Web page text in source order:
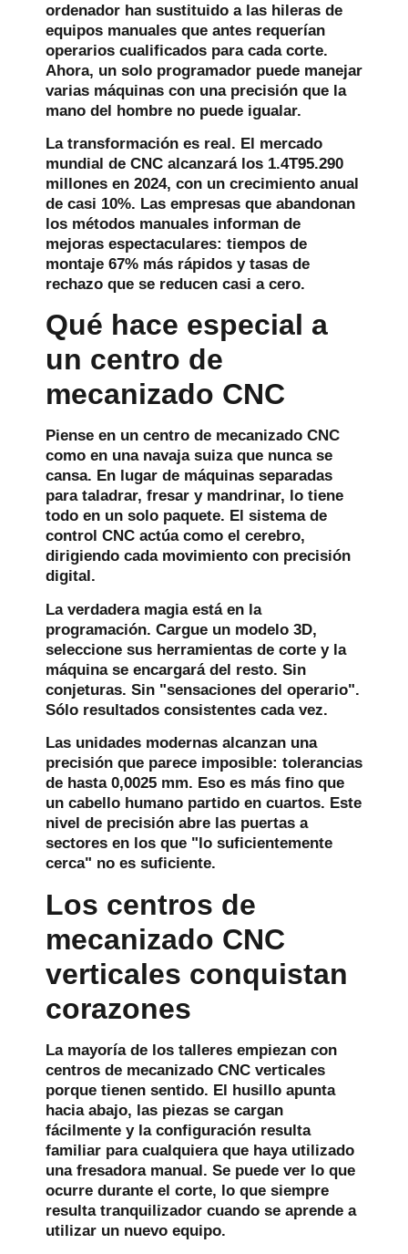
ordenador han sustituido a las hileras de
equipos manuales que antes requerían
operarios cualificados para cada corte.
Ahora, un solo programador puede manejar
varias máquinas con una precisión que la
mano del hombre no puede igualar.
La transformación es real. El mercado
mundial de CNC alcanzará los 1.4T95.290
millones en 2024, con un crecimiento anual
de casi 10%. Las empresas que abandonan
los métodos manuales informan de
mejoras espectaculares: tiempos de
montaje 67% más rápidos y tasas de
rechazo que se reducen casi a cero.
Qué hace especial a
un centro de
mecanizado CNC
Piense en un centro de mecanizado CNC
como en una navaja suiza que nunca se
cansa. En lugar de máquinas separadas
para taladrar, fresar y mandrinar, lo tiene
todo en un solo paquete. El sistema de
control CNC actúa como el cerebro,
dirigiendo cada movimiento con precisión
digital.
La verdadera magia está en la
programación. Cargue un modelo 3D,
seleccione sus herramientas de corte y la
máquina se encargará del resto. Sin
conjeturas. Sin "sensaciones del operario".
Sólo resultados consistentes cada vez.
Las unidades modernas alcanzan una
precisión que parece imposible: tolerancias
de hasta 0,0025 mm. Eso es más fino que
un cabello humano partido en cuartos. Este
nivel de precisión abre las puertas a
sectores en los que "lo suficientemente
cerca" no es suficiente.
Los centros de
mecanizado CNC
verticales conquistan
corazones
La mayoría de los talleres empiezan con
centros de mecanizado CNC verticales
porque tienen sentido. El husillo apunta
hacia abajo, las piezas se cargan
fácilmente y la configuración resulta
familiar para cualquiera que haya utilizado
una fresadora manual. Se puede ver lo que
ocurre durante el corte, lo que siempre
resulta tranquilizador cuando se aprende a
utilizar un nuevo equipo.